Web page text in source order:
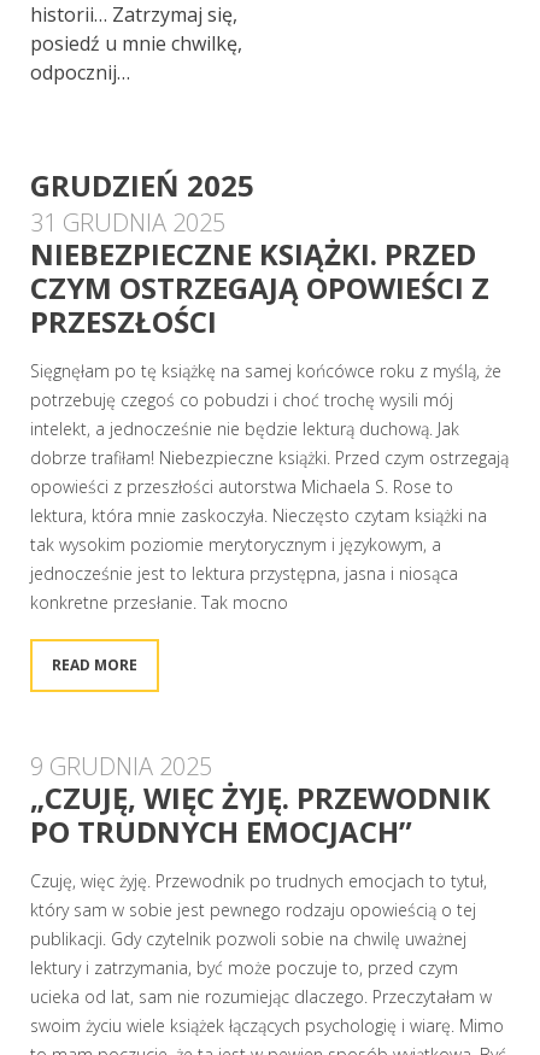
historii… Zatrzymaj się,
posiedź u mnie chwilkę,
odpocznij…
GRUDZIEŃ 2025
31 GRUDNIA 2025
NIEBEZPIECZNE KSIĄŻKI. PRZED
CZYM OSTRZEGAJĄ OPOWIEŚCI Z
PRZESZŁOŚCI
Sięgnęłam po tę książkę na samej końcówce roku z myślą, że
potrzebuję czegoś co pobudzi i choć trochę wysili mój
intelekt, a jednocześnie nie będzie lekturą duchową. Jak
dobrze trafiłam! Niebezpieczne książki. Przed czym ostrzegają
opowieści z przeszłości autorstwa Michaela S. Rose to
lektura, która mnie zaskoczyła. Nieczęsto czytam książki na
tak wysokim poziomie merytorycznym i językowym, a
jednocześnie jest to lektura przystępna, jasna i niosąca
konkretne przesłanie. Tak mocno
READ MORE
9 GRUDNIA 2025
„CZUJĘ, WIĘC ŻYJĘ. PRZEWODNIK
PO TRUDNYCH EMOCJACH”
Czuję, więc żyję. Przewodnik po trudnych emocjach to tytuł,
który sam w sobie jest pewnego rodzaju opowieścią o tej
publikacji. Gdy czytelnik pozwoli sobie na chwilę uważnej
lektury i zatrzymania, być może poczuje to, przed czym
ucieka od lat, sam nie rozumiejąc dlaczego. Przeczytałam w
swoim życiu wiele książek łączących psychologię i wiarę. Mimo